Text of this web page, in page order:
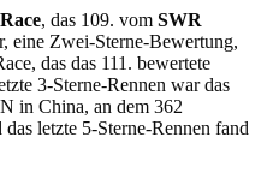
, das 109. vom SWR
eine Zwei-Sterne-Bewertung,
das das 111. bewertete
3-Sterne-Rennen war das
in China, an dem 362
letzte 5-Sterne-Rennen fand